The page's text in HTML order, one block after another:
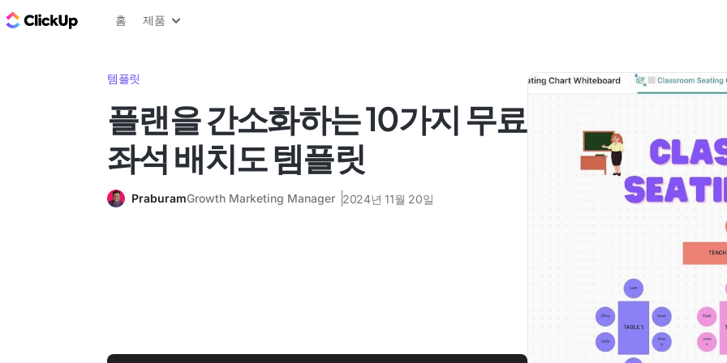
ClickUp 블로그
홈 제품
템플릿
플랜을 간소화하는 10가지 무료
좌석 배치도 템플릿
PraburamGrowth Marketing Manager 2024년 11월 20일